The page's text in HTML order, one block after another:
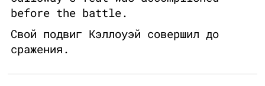
before the battle.
Свой подвиг Кэллоуэй совершил до
сражения.